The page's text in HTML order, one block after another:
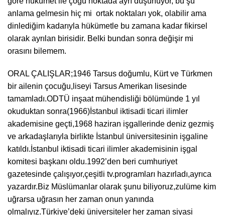
anlama gelmesin hiç mi ortak noktaları yok, olabilir ama
dinlediğim kadarıyla hükümetle bu zamana kadar fikirsel
olarak ayrılan birisidir. Belki bundan sonra değişir mi
orasını bilemem.
ORAL ÇALIŞLAR;1946 Tarsus doğumlu, Kürt ve Türkmen
bir ailenin çocuğu,liseyi Tarsus Amerikan lisesinde
tamamladı.ODTÜ inşaat mühendisliği bölümünde 1 yıl
okuduktan sonra(1966)İstanbul iktisadi ticari ilimler
akademisine geçti,1968 haziran işgallerinde deniz gezmiş
ve arkadaşlarıyla birlikte İstanbul üniversitesinin işgaline
katıldı.İstanbul iktisadi ticari ilimler akademisinin işgal
komitesi başkanı oldu.1992’den beri cumhuriyet
gazetesinde çalışıyor,çeşitli tv.programları hazırladı,ayrıca
yazardır.Biz Müslümanlar olarak şunu biliyoruz,zulüme kim
uğrarsa uğrasın her zaman onun yanında
olmalıyız.Türkiye’deki üniversiteler her zaman siyasi